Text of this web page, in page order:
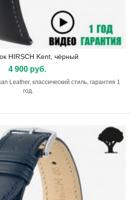
HIRSCH Kent, чёрный
4 900 руб.
Leather, классический стиль, гарантия 1
год.